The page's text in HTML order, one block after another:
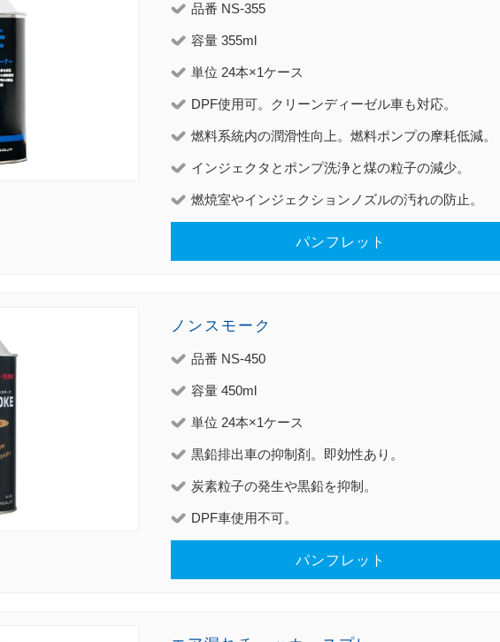
品番 NS-355
容量 355ml
単位 24本×1ケース
DPF使用可。クリーンディーゼル車も対応。
燃料系統内の潤滑性向上。燃料ポンプの摩耗低減。
インジェクタとポンプ洗浄と煤の粒子の減少。
燃焼室やインジェクションノズルの汚れの防止。
パンフレット
ノンスモーク
品番 NS-450
容量 450ml
単位 24本×1ケース
黒鉛排出車の抑制剤。即効性あり。
炭素粒子の発生や黒鉛を抑制。
DPF車使用不可。
パンフレット